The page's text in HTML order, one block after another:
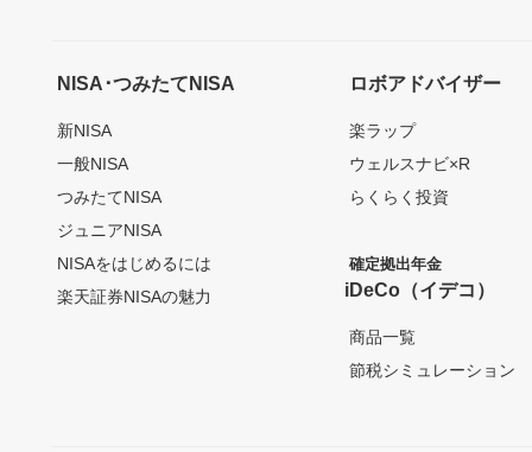
NISA･つみたてNISA
新NISA
一般NISA
つみたてNISA
ジュニアNISA
NISAをはじめるには
楽天証券NISAの魅力
ロボアドバイザー
楽ラップ
ウェルスナビ×R
らくらく投資
確定拠出年金
iDeCo（イデコ）
商品一覧
節税シミュレーション